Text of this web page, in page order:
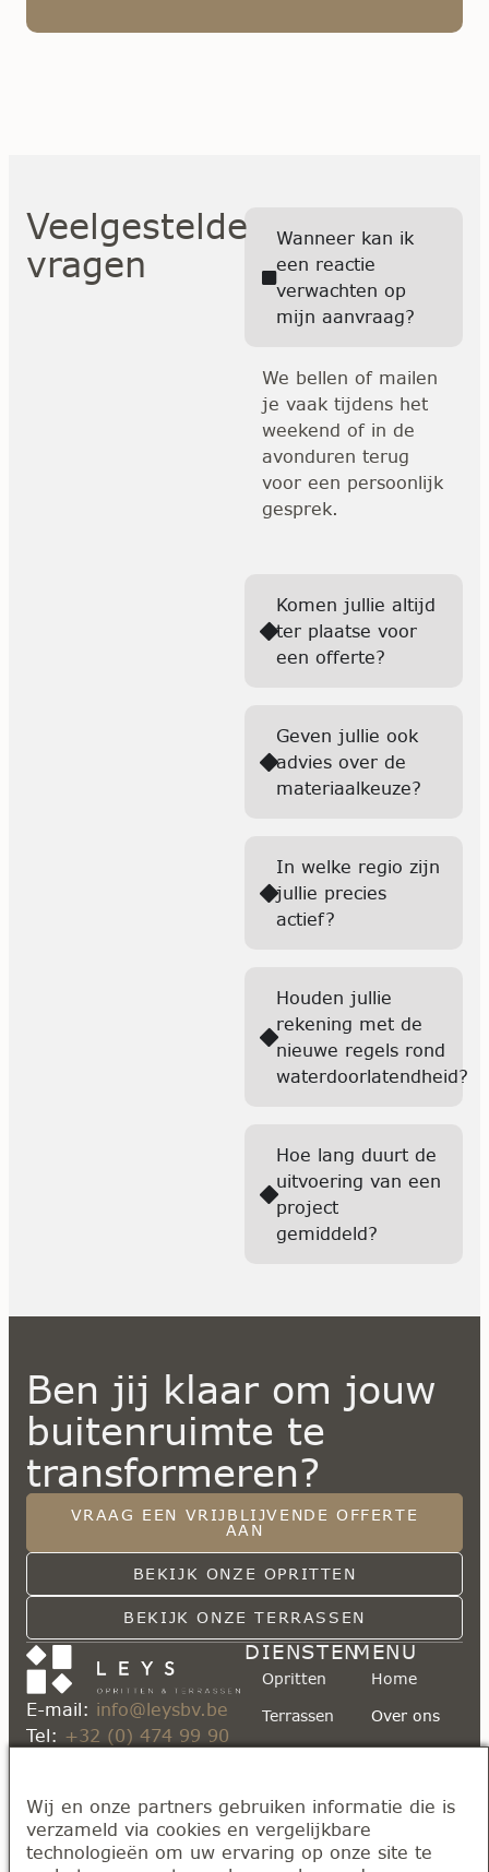
Veelgestelde
vragen
Wanneer kan ik
een reactie
verwachten op
mijn aanvraag?
We bellen of mailen
je vaak tijdens het
weekend of in de
avonduren terug
voor een persoonlijk
gesprek.
Komen jullie altijd
ter plaatse voor
een offerte?
Geven jullie ook
advies over de
materiaalkeuze?
In welke regio zijn
jullie precies
actief?
Houden jullie
rekening met de
nieuwe regels rond
waterdoorlatendheid?
Hoe lang duurt de
uitvoering van een
project
gemiddeld?
Ben jij klaar om jouw
buitenruimte te
transformeren?
VRAAG EEN VRIJBLIJVENDE OFFERTE
AAN
BEKIJK ONZE OPRITTEN
BEKIJK ONZE TERRASSEN
E-mail: info@leysbv.be
Tel: +32 (0) 474 99 90
Opritten en Terrassen
Leys BV
Hollandstraat 167, 2223
DIENSTEN
Opritten
Terrassen
Paden en
MATERIALEN
EN
TECHNIEKEN
Klinkerwerken
MENU
Home
Over ons
Kennisbank
Wij en onze partners gebruiken informatie die is
verzameld via cookies en vergelijkbare
technologieën om uw ervaring op onze site te